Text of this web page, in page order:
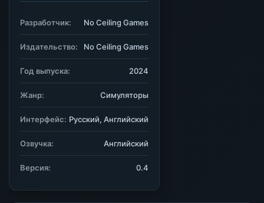
Разработчик: No Ceiling Games
Издательство: No Ceiling Games
Год выпуска: 2024
Жанр: Симуляторы
Интерфейс: Русский, Английский
Озвучка: Английский
Версия: 0.4